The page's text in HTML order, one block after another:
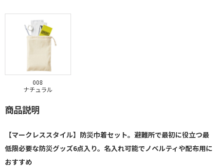
008
ナチュラル
商品説明
【マークレススタイル】防災巾着セット。避難所で最初に役立つ最
低限必要な防災グッズ6点入り。名入れ可能でノベルティや配布用に
おすすめ